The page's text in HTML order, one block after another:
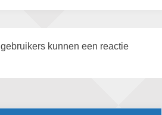
gebruikers kunnen een reactie